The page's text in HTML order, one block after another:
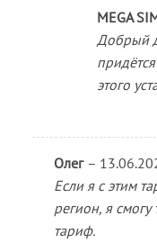
MEGA
Добрый
этого
Олег –
Если я с этим
регион, я
тариф.